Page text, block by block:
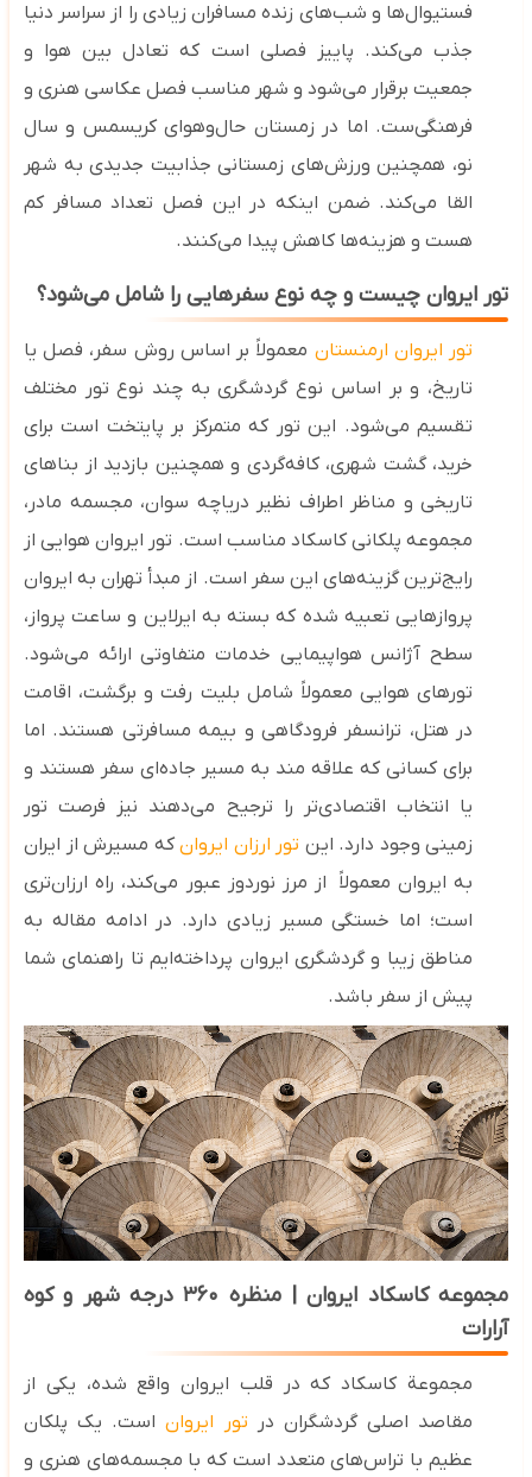
فستیوال‌ها و شب‌های زنده مسافران زیادی را از سراسر دنیا
جذب می‌کند. پاییز فصلی است که تعادل بین هوا و
جمعیت برقرار می‌شود و شهر مناسب فصل عکاسی هنری و
فرهنگی‌ست. اما در زمستان حال‌وهوای کریسمس و سال
نو، همچنین ورزش‌های زمستانی جذابیت جدیدی به شهر
القا می‌کند. ضمن اینکه در این فصل تعداد مسافر کم
هست و هزینه‌ها کاهش پیدا می‌کنند.
تور ایروان چیست و چه نوع سفرهایی را شامل می‌شود؟
تور ایروان ارمنستانمعمولاً بر اساس روش سفر، فصل یا
تاریخ، و بر اساس نوع گردشگری به چند نوع تور مختلف
تقسیم می‌شود. این تور که متمرکز بر پایتخت است برای
خرید، گشت شهری، کافه‌گردی و همچنین بازدید از بناهای
تاریخی و مناظر اطراف نظیر دریاچه سوان، مجسمه مادر،
مجموعه پلکانی کاسکاد مناسب است. تور ایروان هوایی از
رایج‌ترین گزینه‌های این سفر است. از مبدأ تهران به ایروان
پروازهایی تعبیه شده که بسته به ایرلاین و ساعت پرواز،
سطح آژانس هواپیمایی خدمات متفاوتی ارائه می‌شود.
تورهای هوایی معمولاً شامل بلیت رفت‌ و برگشت، اقامت
در هتل، ترانسفر فرودگاهی و بیمه مسافرتی هستند. اما
برای کسانی که علاقه ‌مند به مسیر جاده‌ای سفر هستند و
یا انتخاب اقتصادی‌تر را ترجیح می‌دهند نیز فرصت تور
زمینی وجود دارد. اینتور ارزان ایروانکه مسیرش از ایران
به ایروان معمولاً از مرز نوردوز عبور می‌کند، راه ارزان‌تری
است؛ اما خستگی مسیر زیادی دارد. در ادامه مقاله به
مناطق زیبا و گردشگری ایروان پرداخته‌ایم تا راهنمای شما
پیش از سفر باشد.
مجموعه کاسکاد ایروان | منظره ۳۶۰درجه شهر و کوه
آرارات
مجموعة کاسکاد که در قلب ایروان واقع شده، یکی از
مقاصد اصلی گردشگران در تور ایرواناست. یک پلکان
عظیم با تراس‌های متعدد است که با مجسمه‌های هنری و